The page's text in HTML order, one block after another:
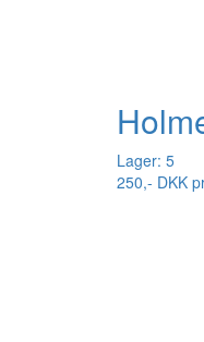
Lager: 5
250,- DKK